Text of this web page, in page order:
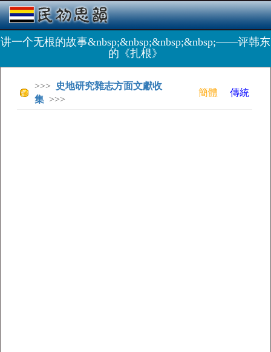
讲一个无根的故事&nbsp;&nbsp;&nbsp;&nbsp;——评韩东
的《扎根》
>>>
史地研究雜志方面文獻收
集 >>>
簡體 傳統